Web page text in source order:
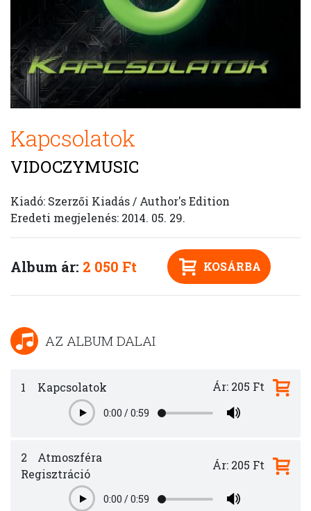
Kapcsolatok
VIDOCZYMUSIC
Kiadó: Szerzői Kiadás / Author's Edition
Eredeti megjelenés: 2014. 05. 29.
Album ár: 2 050 Ft KOSÁRBA
AZ ALBUM DALAI
1 Kapcsolatok
Play0:00 /0:59
Ár: 205 Ft
2
Atmoszféra
Regisztráció
Play0:00 /0:59
Ár: 205 Ft